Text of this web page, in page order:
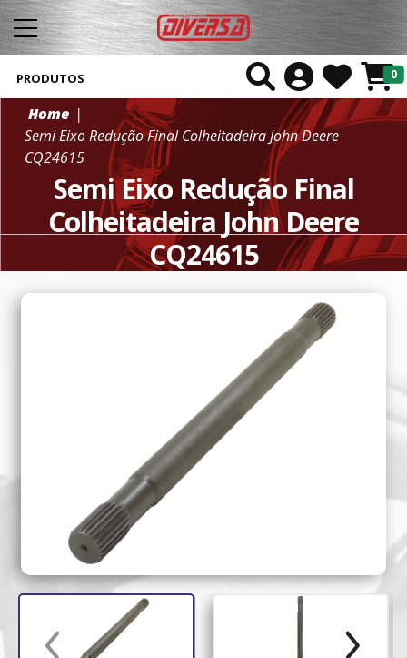
0
PRODUTOS
Home
Semi Eixo Redução Final Colheitadeira John Deere
CQ24615
Semi Eixo Redução Final
Colheitadeira John Deere
CQ24615